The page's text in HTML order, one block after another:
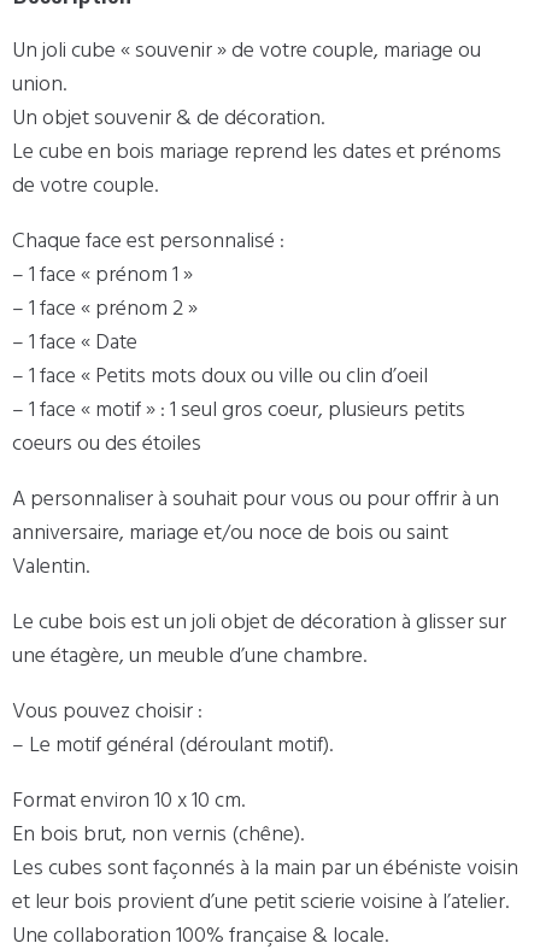
Un joli cube « souvenir » de votre couple, mariage ou
union.
Un objet souvenir & de décoration.
Le cube en bois mariage reprend les dates et prénoms
de votre couple.
Chaque face est personnalisé :
– 1 face « prénom 1 »
– 1 face « prénom 2 »
– 1 face « Date
– 1 face « Petits mots doux ou ville ou clin d’oeil
– 1 face « motif » : 1 seul gros coeur, plusieurs petits
coeurs ou des étoiles
A personnaliser à souhait pour vous ou pour offrir à un
anniversaire, mariage et/ou noce de bois ou saint
Valentin.
Le cube bois est un joli objet de décoration à glisser sur
une étagère, un meuble d’une chambre.
Vous pouvez choisir :
– Le motif général (déroulant motif).
Format environ 10 x 10 cm.
En bois brut, non vernis (chêne).
Les cubes sont façonnés à la main par un ébéniste voisin
et leur bois provient d’une petit scierie voisine à l’atelier.
Une collaboration 100% française & locale.